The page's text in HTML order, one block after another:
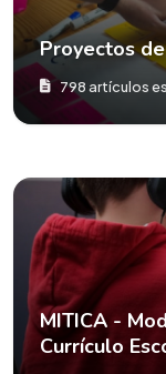
Proyectos
798 artículos
MITICA -
Currículo